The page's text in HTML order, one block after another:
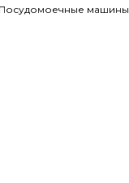
Посудомоечные машины